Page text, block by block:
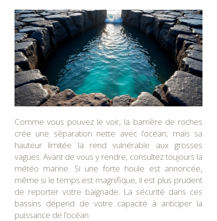
Comme vous pouvez le voir, la barrière de roches
crée une séparation nette avec l’océan, mais sa
hauteur limitée la rend vulnérable aux grosses
vagues. Avant de vous y rendre, consultez toujours la
météo marine. Si une forte houle est annoncée,
même si le temps est magnifique, il est plus prudent
de reporter votre baignade. La sécurité dans ces
bassins dépend de votre capacité à anticiper la
puissance de l’océan.